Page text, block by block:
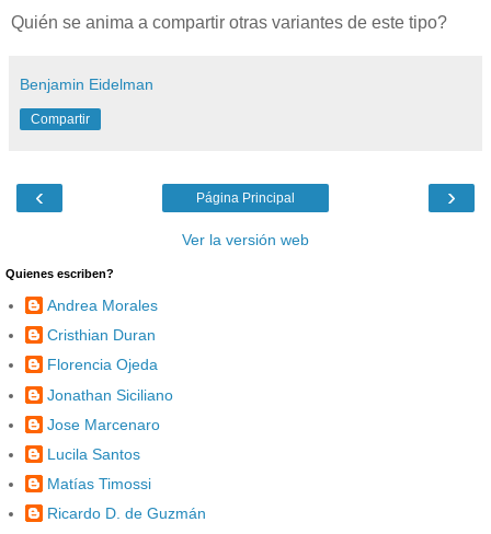
Quién se anima a compartir otras variantes de este tipo?
Benjamin Eidelman
Compartir
‹ ›
Página Principal
Ver la versión web
Quienes escriben?
Andrea Morales
Cristhian Duran
Florencia Ojeda
Jonathan Siciliano
Jose Marcenaro
Lucila Santos
Matías Timossi
Ricardo D. de Guzmán